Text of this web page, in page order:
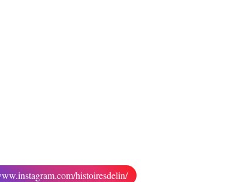
histoiresdelin/